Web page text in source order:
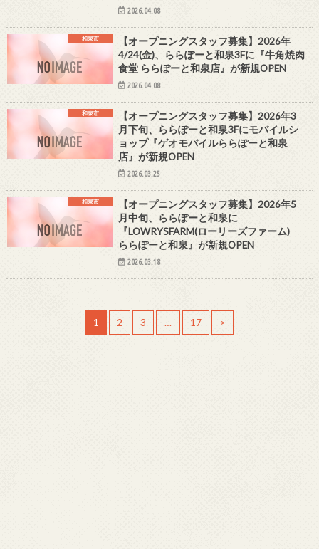
2026.04.08
和泉市
【オープニングスタッフ募集】2026年
4/24(金)、ららぽーと和泉3Fに『牛角焼肉
食堂 ららぽーと和泉店』が新規OPEN
2026.04.08
和泉市
【オープニングスタッフ募集】2026年3
月下旬、ららぽーと和泉3Fにモバイルシ
ョップ『ゲオモバイルららぽーと和泉
店』が新規OPEN
2026.03.25
和泉市
【オープニングスタッフ募集】2026年5
月中旬、ららぽーと和泉に
『LOWRYSFARM(ローリーズファーム)
ららぽーと和泉』が新規OPEN
2026.03.18
1 2 3 … 17 >